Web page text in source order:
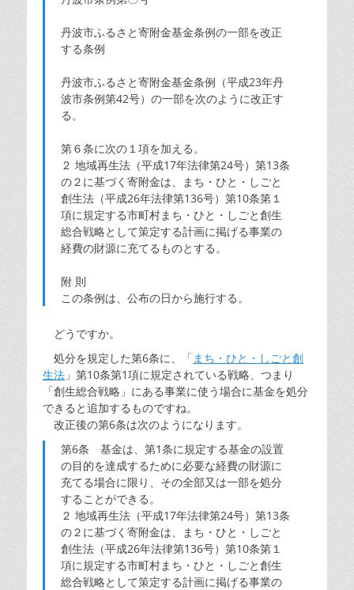
丹波市ふるさと寄附金基金条例の一部を改正
する条例
丹波市ふるさと寄附金基金条例（平成23年丹
波市条例第42号）の一部を次のように改正す
る。
第６条に次の１項を加える。
２ 地域再生法（平成17年法律第24号）第13条
の２に基づく寄附金は、まち・ひと・しごと
創生法（平成26年法律第136号）第10条第１
項に規定する市町村まち・ひと・しごと創生
総合戦略として策定する計画に掲げる事業の
経費の財源に充てるものとする。
附 則
この条例は、公布の日から施行する。
どうですか。
処分を規定した第6条に、「まち・ひと・しごと創
生法 」第10条第1項に規定されている戦略、つまり
「創生総合戦略」にある事業に使う場合に基金を処分
できると追加するものですね。
改正後の第6条は次のようになります。
第6条 基金は、第1条に規定する基金の設置
の目的を達成するために必要な経費の財源に
充てる場合に限り、その全部又は一部を処分
することができる。
２ 地域再生法（平成17年法律第24号）第13条
の２に基づく寄附金は、まち・ひと・しごと
創生法（平成26年法律第136号）第10条第１
項に規定する市町村まち・ひと・しごと創生
総合戦略として策定する計画に掲げる事業の